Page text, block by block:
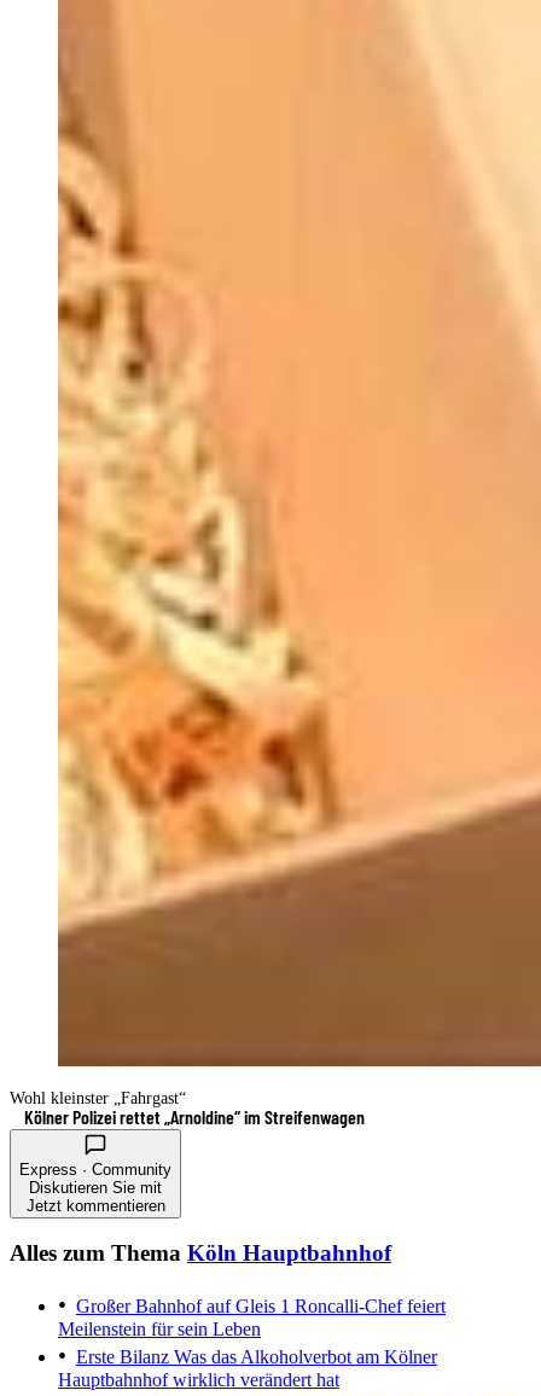
Wohl kleinster „Fahrgast“
Kölner Polizei rettet „Arnoldine“ im Streifenwagen
Express · Community
Diskutieren Sie mit
Jetzt kommentieren
Alles zum Thema Köln Hauptbahnhof
Großer Bahnhof auf Gleis 1 Roncalli-Chef feiert
Meilenstein für sein Leben
Erste Bilanz Was das Alkoholverbot am Kölner
Hauptbahnhof wirklich verändert hat